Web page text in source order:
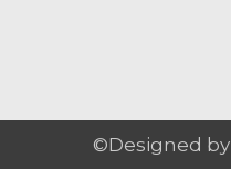
©Designed by